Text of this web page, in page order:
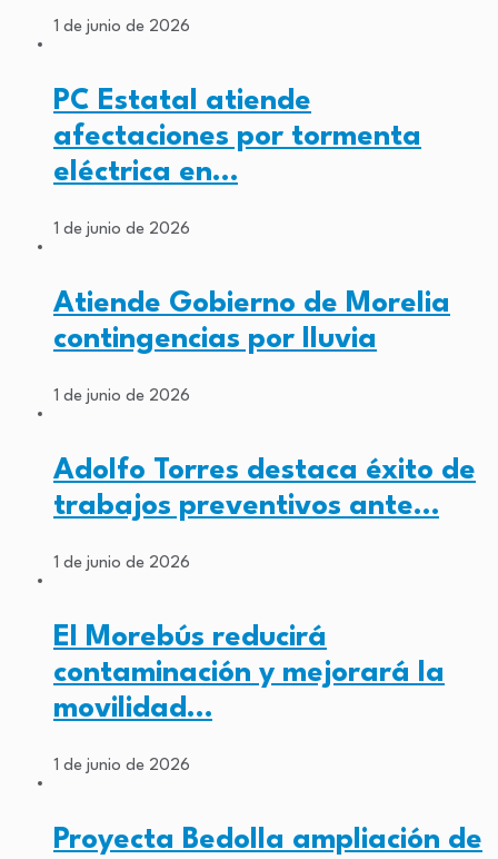
1 de junio de 2026
PC Estatal atiende
afectaciones por tormenta
eléctrica en…
1 de junio de 2026
Atiende Gobierno de Morelia
contingencias por lluvia
1 de junio de 2026
Adolfo Torres destaca éxito de
trabajos preventivos ante…
1 de junio de 2026
El Morebús reducirá
contaminación y mejorará la
movilidad…
1 de junio de 2026
Proyecta Bedolla ampliación de